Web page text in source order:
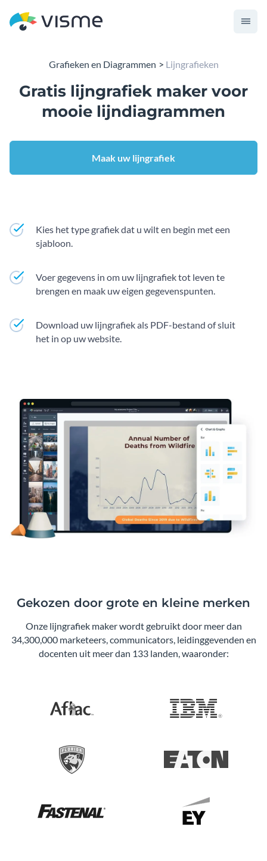
Grafieken en Diagrammen Lijngrafieken
Gratis lijngrafiek maker voor
mooie lijndiagrammen
Maak uw lijngrafiek
Kies het type grafiek dat u wilt en begin met een
sjabloon.
Voer gegevens in om uw lijngrafiek tot leven te
brengen en maak uw eigen gegevenspunten.
Download uw lijngrafiek als PDF-bestand of sluit
het in op uw website.
Gekozen door grote en kleine merken
Onze lijngrafiek maker wordt gebruikt door meer dan
34,300,000 marketeers, communicators, leidinggevenden en
docenten uit meer dan 133 landen, waaronder: